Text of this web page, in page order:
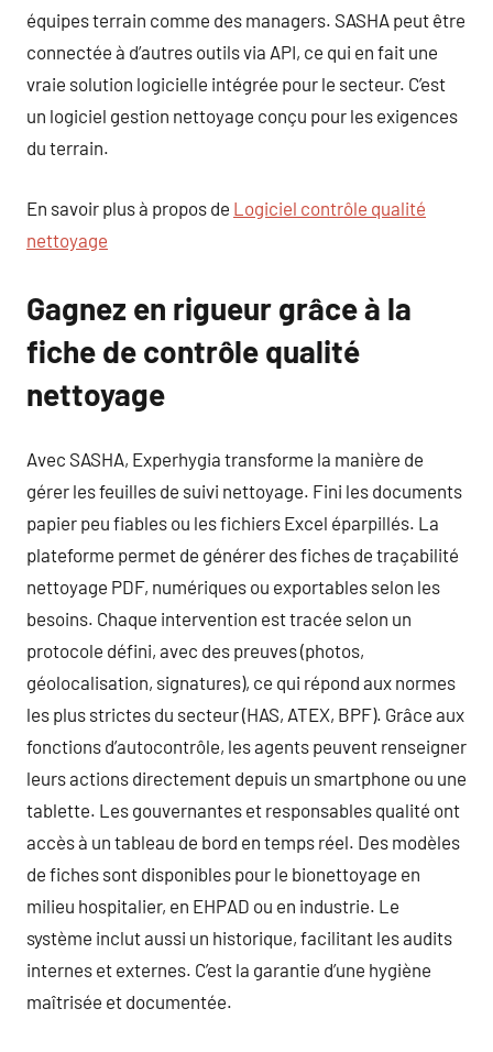
équipes terrain comme des managers. SASHA peut être
connectée à d’autres outils via API, ce qui en fait une
vraie solution logicielle intégrée pour le secteur. C’est
un logiciel gestion nettoyage conçu pour les exigences
du terrain.
En savoir plus à propos de Logiciel contrôle qualité
nettoyage
Gagnez en rigueur grâce à la
fiche de contrôle qualité
nettoyage
Avec SASHA, Experhygia transforme la manière de
gérer les feuilles de suivi nettoyage. Fini les documents
papier peu fiables ou les fichiers Excel éparpillés. La
plateforme permet de générer des fiches de traçabilité
nettoyage PDF, numériques ou exportables selon les
besoins. Chaque intervention est tracée selon un
protocole défini, avec des preuves (photos,
géolocalisation, signatures), ce qui répond aux normes
les plus strictes du secteur (HAS, ATEX, BPF). Grâce aux
fonctions d’autocontrôle, les agents peuvent renseigner
leurs actions directement depuis un smartphone ou une
tablette. Les gouvernantes et responsables qualité ont
accès à un tableau de bord en temps réel. Des modèles
de fiches sont disponibles pour le bionettoyage en
milieu hospitalier, en EHPAD ou en industrie. Le
système inclut aussi un historique, facilitant les audits
internes et externes. C’est la garantie d’une hygiène
maîtrisée et documentée.